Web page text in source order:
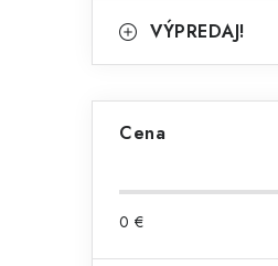
VÝPREDAJ!
Cena
0 €